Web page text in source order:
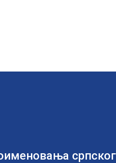
српског